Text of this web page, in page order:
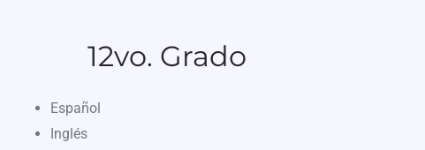
12vo. Grado
Español
Inglés